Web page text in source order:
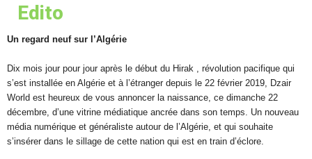
Edito
Un regard neuf sur l’Algérie
Dix mois jour pour jour après le début du Hirak , révolution pacifique qui
s’est installée en Algérie et à l’étranger depuis le 22 février 2019, Dzair
World est heureux de vous annoncer la naissance, ce dimanche 22
décembre, d’une vitrine médiatique ancrée dans son temps. Un nouveau
média numérique et généraliste autour de l’Algérie, et qui souhaite
s’insérer dans le sillage de cette nation qui est en train d’éclore.